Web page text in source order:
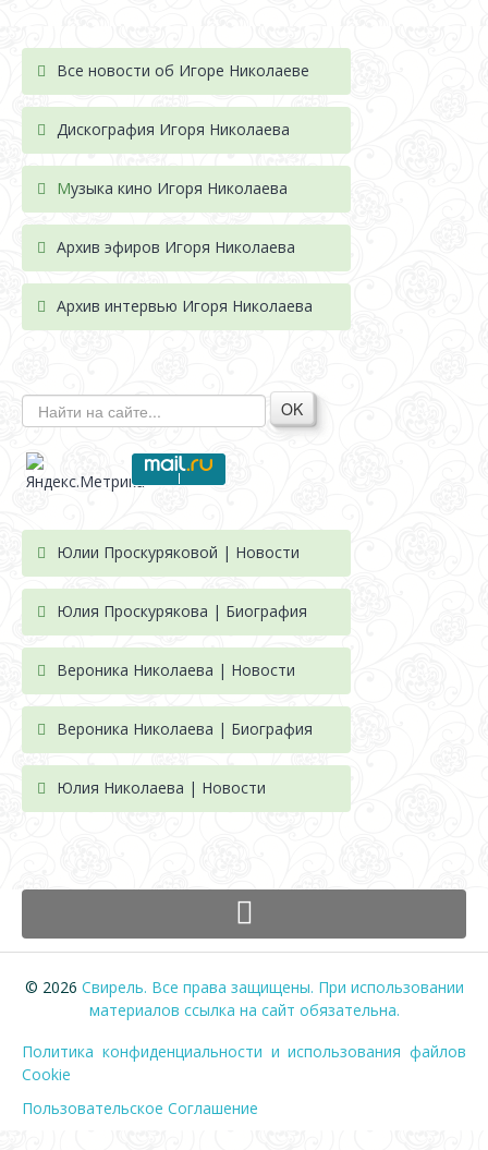
Все новости об Игоре Николаеве
Дискография Игоря Николаева
Музыка кино Игоря Николаева
Архив эфиров Игоря Николаева
Архив интервью Игоря Николаева
OK
Юлии Проскуряковой | Новости
Юлия Проскурякова | Биография
Вероника Николаева | Новости
Вероника Николаева | Биография
Юлия Николаева | Новости
© 2026 Свирель. Все права защищены. При использовании
материалов ссылка на сайт обязательна.
Политика конфиденциальности и использования файлов
Cookie
Пользовательское Соглашение